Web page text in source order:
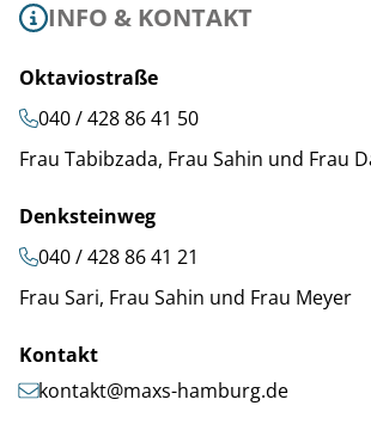
INFO & KONTAKT
Oktaviostraße
040 / 428 86 41 50
Frau Tabibzada, Frau Sahin und Frau
Denksteinweg
040 / 428 86 41 21
Frau Sari, Frau Sahin und Frau Meyer
Kontakt
kontakt@maxs-hamburg.de